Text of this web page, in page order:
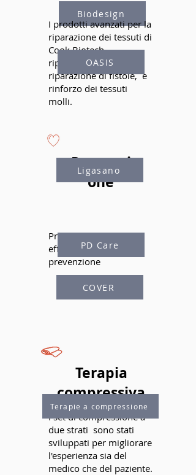
Biodesign
I prodotti avanzati per la
riparazione dei tessuti di
Cook Biotech,
riparazione di ernie,
riparazione di fistole, e
rinforzo dei tessuti
molli.
OASIS
Prevenzi
one
Ligasano
Prodotti innovativi ed
efficaci per la
prevenzione
COVER
PD Care
Terapia
compressiva
I set di compressione a
due strati sono stati
sviluppati per migliorare
l'esperienza sia del
medico che del paziente.
Terapie a compressione